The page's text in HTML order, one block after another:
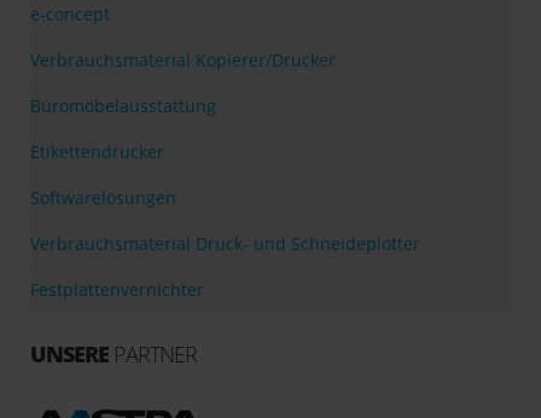
e-concept
Verbrauchsmaterial Kopierer/Drucker
Büromöbelausstattung
Etikettendrucker
Softwarelösungen
Verbrauchsmaterial Druck- und Schneideplotter
Festplattenvernichter
UNSERE PARTNER